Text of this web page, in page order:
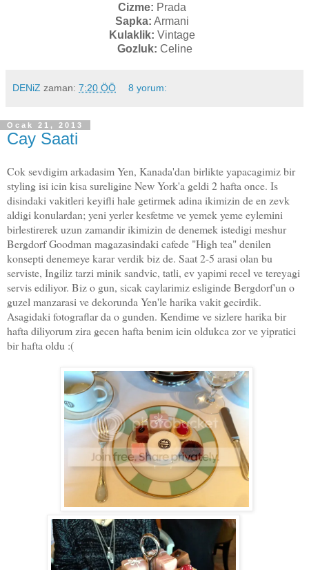
Cizme: Prada
Sapka: Armani
Kulaklik: Vintage
Gozluk: Celine
DENiZ zaman: 7:20 ÖÖ 8 yorum:
Ocak 21, 2013
Cay Saati
Cok sevdigim arkadasim Yen, Kanada'dan birlikte yapacagimiz bir
styling isi icin kisa sureligine New York'a geldi 2 hafta once. Is
disindaki vakitleri keyifli hale getirmek adina ikimizin de en zevk
aldigi konulardan; yeni yerler kesfetme ve yemek yeme eylemini
birlestirerek uzun zamandir ikimizin de denemek istedigi meshur
Bergdorf Goodman magazasindaki cafede "High tea" denilen
konsepti denemeye karar verdik biz de. Saat 2-5 arasi olan bu
serviste, Ingiliz tarzi minik sandvic, tatli, ev yapimi recel ve tereyagi
servis ediliyor. Biz o gun, sicak caylarimiz esliginde Bergdorf'un o
guzel manzarasi ve dekorunda Yen'le harika vakit gecirdik.
Asagidaki fotograflar da o gunden. Kendime ve sizlere harika bir
hafta diliyorum zira gecen hafta benim icin oldukca zor ve yipratici
bir hafta oldu :(